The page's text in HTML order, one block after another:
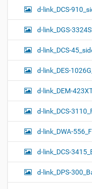
d-link_DCS-
d-link_DGS-
d-link_DCS-
d-link_DES-
d-link_DEM-
d-link_DCS-
d-link_DWA-
d-link_DCS-
d-link_DPS-